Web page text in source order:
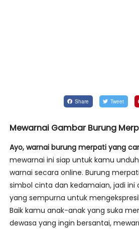
Share Tweet
Mewarnai Gambar Burung
Ayo, warnai burung merpati yang
mewarnai ini siap untuk kamu
warnai secara online. Burung
simbol cinta dan kedamaian, jadi ini
yang sempurna untuk
Baik kamu anak-anak yang suka
dewasa yang ingin bersantai,